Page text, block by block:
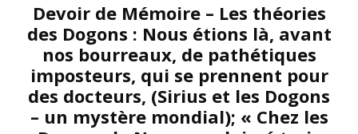
Devoir de Mémoire – Les théories
des Dogons : Nous étions là, avant
nos bourreaux, de pathétiques
imposteurs, qui se prennent pour
des docteurs, (Sirius et les Dogons
– un mystère mondial); « Chez les